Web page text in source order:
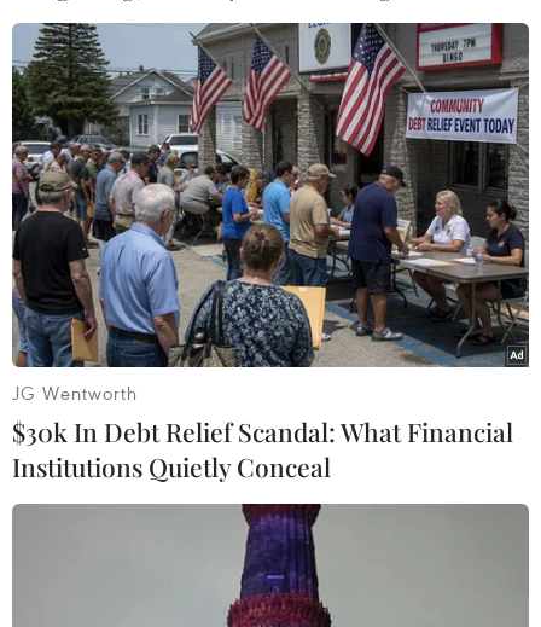
# Sprint #T-Mobile
#Thương vụ sáp nhập
#Thuê bao
#Mạng không dây Mỹ
Theo dõi VietnamPlus
TIN LIÊN QUAN
JG Wentworth
$30k In Debt Relief Scandal: What Financial
Institutions Quietly Conceal